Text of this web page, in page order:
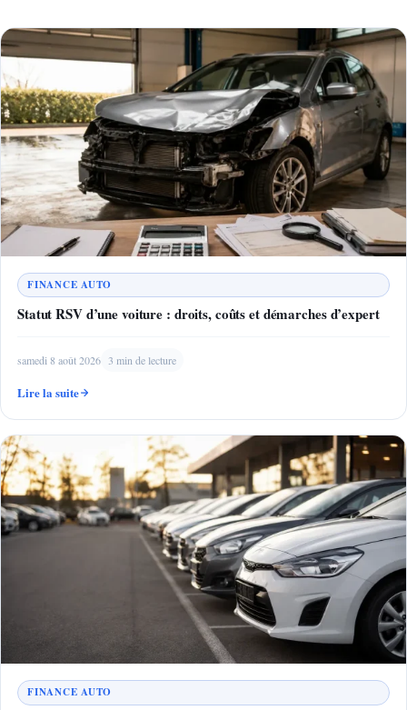
FINANCE AUTO
Statut RSV d’une voiture : droits, coûts et démarches d’expert
samedi 8 août 2026 3 min de lecture
Lire la suite
FINANCE AUTO